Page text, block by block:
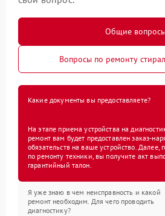
Общие
Вопросы по ремонту
Какие документы вы предоставляете?
На этапе приема устройства на
ремонт вам будет предоставлен заказ-
обязательств на ваше устройство. Далее,
по ремонту техники, вы получите акт
гарантийный талон.
Я уже знаю в чем неисправность и какой
ремонт необходим. Для чего проводить
диагностику?